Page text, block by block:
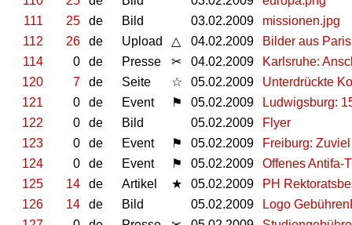
111
25 de Bild 03.02.2009
missionen.jpg
112
26 de Upload △ 04.02.2009
Bilder aus
114
0 de Presse ✂ 04.02.2009
Karlsruhe:
120
7 de Seite ☆ 05.02.2009
Unterdrückte
121
0 de Event ⚑ 05.02.2009
Ludwigsburg:
122
0 de Bild 05.02.2009
Flyer
123
0 de Event ⚑ 05.02.2009
Freiburg:
124
0 de Event ⚑ 05.02.2009
Offenes Antifa-
125
14 de Artikel ★ 05.02.2009
PH
126
14 de Bild 05.02.2009
Logo